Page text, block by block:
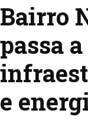
Bairro
passa
e